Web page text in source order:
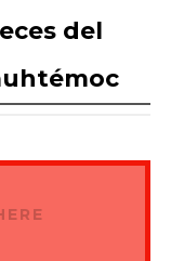
del